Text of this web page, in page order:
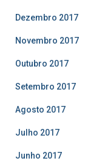
Dezembro 2017
Novembro 2017
Outubro 2017
Setembro 2017
Agosto 2017
Julho 2017
Junho 2017